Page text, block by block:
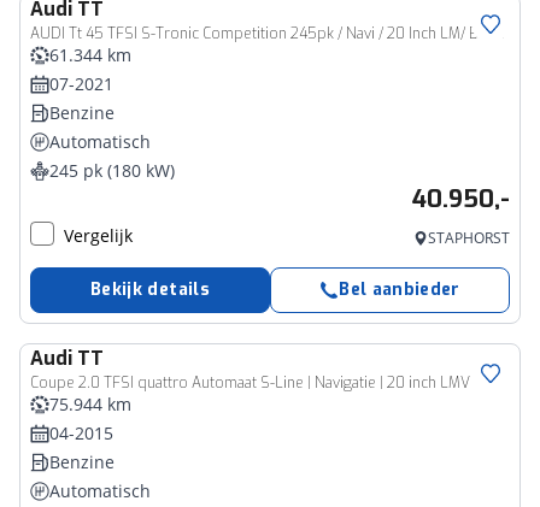
Audi TT
AUDI Tt 45 TFSI S-Tronic Competition 245pk / Navi / 20 Inch LM/ B&amp;O / LED / App-Connect
61.344 km
07-2021
Benzine
Automatisch
245 pk (180 kW)
40.950,-
Vergelijk STAPHORST
Bekijk details Bel aanbieder
Audi TT
Coupe 2.0 TFSI quattro Automaat S-Line | Navigatie | 20 inch LMV
75.944 km
04-2015
Benzine
Automatisch